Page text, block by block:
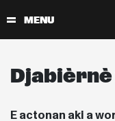
E actonan aki a